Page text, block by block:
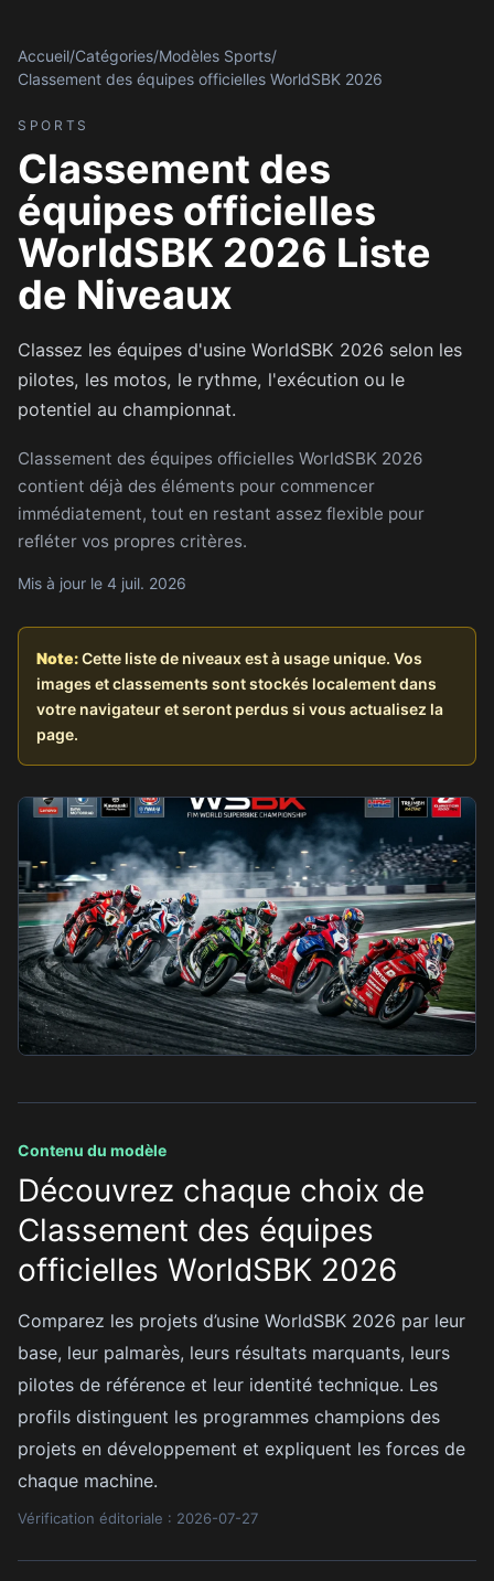
Accueil/Catégories/Modèles Sports/
Classement des équipes officielles WorldSBK 2026
SPORTS
Classement des
équipes officielles
WorldSBK 2026 Liste
de Niveaux
Classez les équipes d'usine WorldSBK 2026 selon les
pilotes, les motos, le rythme, l'exécution ou le
potentiel au championnat.
Classement des équipes officielles WorldSBK 2026
contient déjà des éléments pour commencer
immédiatement, tout en restant assez flexible pour
refléter vos propres critères.
Mis à jour le 4 juil. 2026
Note:Cette liste de niveaux est à usage unique. Vos
images et classements sont stockés localement dans
votre navigateur et seront perdus si vous actualisez la
page.
Contenu du modèle
Découvrez chaque choix de
Classement des équipes
officielles WorldSBK 2026
Comparez les projets d’usine WorldSBK 2026 par leur
base, leur palmarès, leurs résultats marquants, leurs
pilotes de référence et leur identité technique. Les
profils distinguent les programmes champions des
projets en développement et expliquent les forces de
chaque machine.
Vérification éditoriale : 2026-07-27